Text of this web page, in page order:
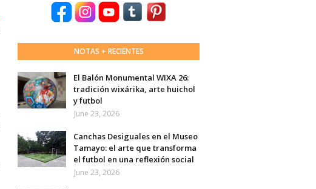
NOTAS + RECIENTES
El Balón Monumental WIXA 26:
tradición wixárika, arte huichol
y futbol
June 23, 2026
Canchas Desiguales en el Museo
Tamayo: el arte que transforma
el futbol en una reflexión social
June 23, 2026